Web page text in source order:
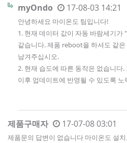
myOndo 17-08-03 14:21
안녕하세요 마이온도 팀입니다!
1. 현재 데이터 값이 자동 바람세기가
같습니다. 제품 reboot을 하셔도 같
남겨주십시오.
2. 현재 습도에 따른 동작은 없습니다
이후 업데이트에 반영될 수 있도록
제품구매자 17-07-08 03:01
제품문의 답변이 없습니다 마이온도 설